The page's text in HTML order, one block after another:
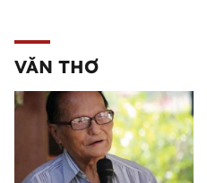
VĂN THƠ